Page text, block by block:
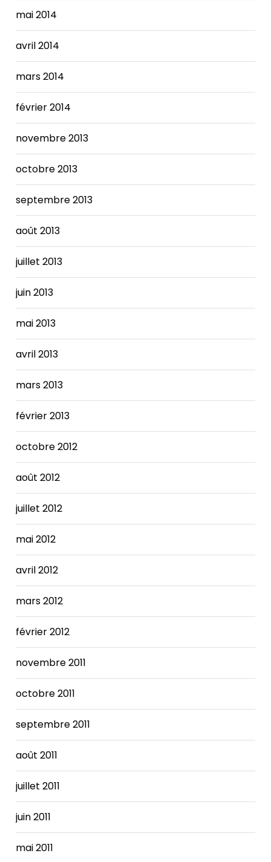
mai 2014
avril 2014
mars 2014
février 2014
novembre 2013
octobre 2013
septembre 2013
août 2013
juillet 2013
juin 2013
mai 2013
avril 2013
mars 2013
février 2013
octobre 2012
août 2012
juillet 2012
mai 2012
avril 2012
mars 2012
février 2012
novembre 2011
octobre 2011
septembre 2011
août 2011
juillet 2011
juin 2011
mai 2011